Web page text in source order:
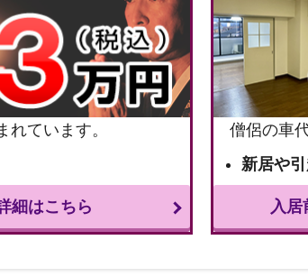
ています。
細はこちら
僧侶の車
新居や
入